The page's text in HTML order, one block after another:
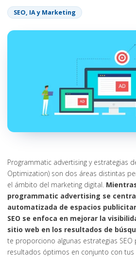
SEO, IA y Marketing
Programmatic advertising y estrategias
Optimization) son dos áreas distintas
el ámbito del marketing digital.
programmatic advertising se
automatizada de espacios
SEO se enfoca en mejorar la
sitio web en los resultados de
te proporciono algunas estrategias
resultados óptimos en conjunto con tus